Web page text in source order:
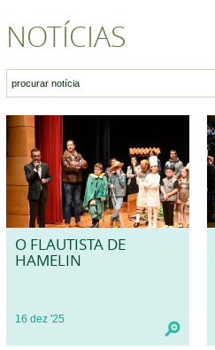
NOTÍCIAS
O FLAUTISTA DE
HAMELIN
16 dez '25